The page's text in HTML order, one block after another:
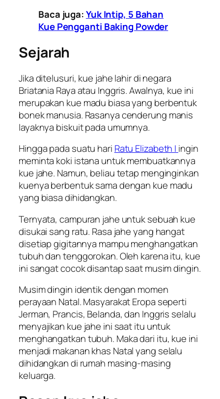
Baca juga:Yuk Intip, 5 Bahan
Kue Pengganti Baking Powder
Sejarah
Jika ditelusuri, kue jahe lahir di negara
Briatania Raya atau Inggris. Awalnya, kue ini
merupakan kue madu biasa yang berbentuk
bonek manusia. Rasanya cenderung manis
layaknya biskuit pada umumnya.
Hingga pada suatu hari Ratu Elizabeth I ingin
meminta koki istana untuk membuatkannya
kue jahe. Namun, beliau tetap menginginkan
kuenya berbentuk sama dengan kue madu
yang biasa dihidangkan.
Ternyata, campuran jahe untuk sebuah kue
disukai sang ratu. Rasa jahe yang hangat
disetiap gigitannya mampu menghangatkan
tubuh dan tenggorokan. Oleh karena itu, kue
ini sangat cocok disantap saat musim dingin.
Musim dingin identik dengan momen
perayaan Natal. Masyarakat Eropa seperti
Jerman, Prancis, Belanda, dan Inggris selalu
menyajikan kue jahe ini saat itu untuk
menghangatkan tubuh. Maka dari itu, kue ini
menjadi makanan khas Natal yang selalu
dihidangkan di rumah masing-masing
keluarga.